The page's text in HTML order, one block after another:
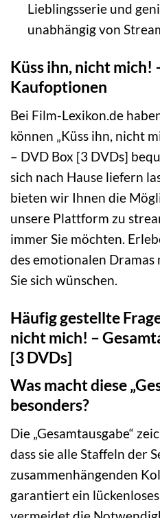
Lieblingsserie und
unabhängig von
Küss ihn, nicht mich!
Kaufoptionen
Bei Film-Lexikon.de
können „Küss ihn, nicht
– DVD Box [3 DVDs]
sich nach Hause liefern
bieten wir Ihnen die
unsere Plattform zu
immer Sie möchten.
des emotionalen
Sie sich wünschen.
Häufig gestellte
nicht mich! –
[3 DVDs]
Was macht diese
besonders?
Die „Gesamtausgabe“
dass sie alle Staffeln der
zusammenhängenden
garantiert ein